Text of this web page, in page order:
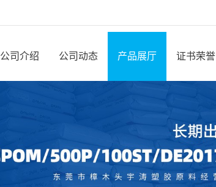
公司介绍 公司动态 产品展厅 证书荣誉